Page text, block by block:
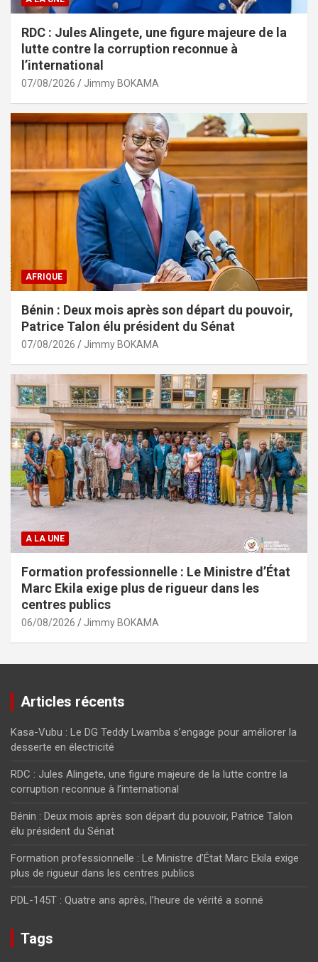
RDC : Jules Alingete, une figure majeure de la
lutte contre la corruption reconnue à
l’international
07/08/2026 Jimmy BOKAMA
AFRIQUE
Bénin : Deux mois après son départ du pouvoir,
Patrice Talon élu président du Sénat
07/08/2026 Jimmy BOKAMA
A LA UNE
Formation professionnelle : Le Ministre d’État
Marc Ekila exige plus de rigueur dans les
centres publics
06/08/2026 Jimmy BOKAMA
Articles récents
Kasa-Vubu : Le DG Teddy Lwamba s’engage pour améliorer la
desserte en électricité
RDC : Jules Alingete, une figure majeure de la lutte contre la
corruption reconnue à l’international
Bénin : Deux mois après son départ du pouvoir, Patrice Talon
élu président du Sénat
Formation professionnelle : Le Ministre d’État Marc Ekila exige
plus de rigueur dans les centres publics
PDL-145T : Quatre ans après, l’heure de vérité a sonné
Tags